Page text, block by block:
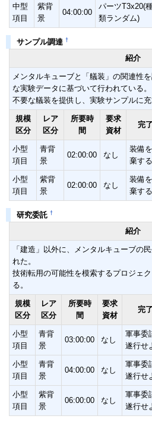
中型
項目
紫背
景
04:00:00
パーツT3x20(
類ランダム)
サンプル調達 †
紹介
メンタルキューブと「艤装」の関連性
な実験データに基づいて行われている。
不要な艤装を提供し、実験サンプルに充
規模
区分
レア
区分
所要時
間
要求
資材
完
小型
項目
青背
景
02:00:00 なし
装備
棄する
小型
項目
紫背
景
02:00:00 なし
装備
棄する
研究委託 †
紹介
「建造」以外に、メンタルキューブの
れた。
技術転用の可能性を模索するプロジェ
る。
規模
区分
レア
区分
所要時
間
要求
資材
完
小型
項目
青背
景
03:00:00 なし
軍事委
遂行せ
小型
項目
青背
景
04:00:00 なし
軍事委
遂行せ
小型
項目
紫背
景
06:00:00 なし
軍事委
遂行せ